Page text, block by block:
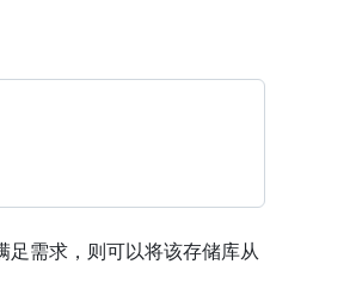
需求，则可以将该存储库从